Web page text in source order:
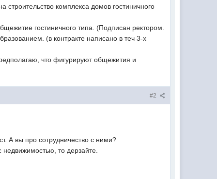
комплекса домов гостиничного
гостиничного типа. (Подписан ректором.
(в контракте написано в теч 3-х
что фигурируют общежития и
#2
А вы про сотрудничество с ними?
то дерзайте.